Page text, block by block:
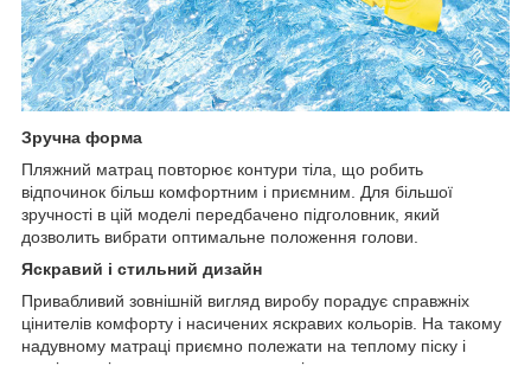
Зручна форма
Пляжний матрац повторює контури тіла, що робить
відпочинок більш комфортним і приємним. Для більшої
зручності в цій моделі передбачено підголовник, який
дозволить вибрати оптимальне положення голови.
Яскравий і стильний дизайн
Привабливий зовнішній вигляд виробу порадує справжніх
цінителів комфорту і насичених яскравих кольорів. На такому
надувному матраці приємно полежати на теплому піску і